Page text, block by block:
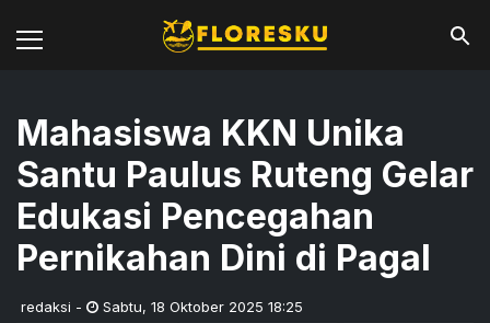
Mahasiswa KKN Unika
Santu Paulus Ruteng Gelar
Edukasi Pencegahan
Pernikahan Dini di Pagal
redaksi - Sabtu, 18 Oktober 2025 18:25